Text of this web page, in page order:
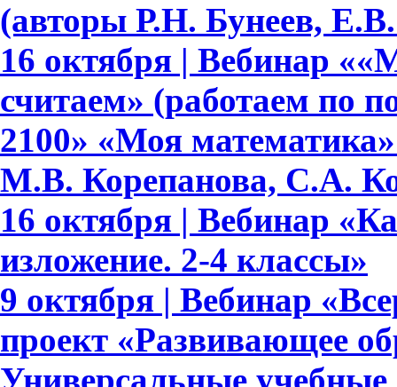
(авторы Р.Н. Бунеев,
16 октября | Вебинар
считаем» (работаем по
2100» «Моя
М.В. Корепанова, С.А.
16 октября | Вебинар
изложение. 2-4 классы»
9 октября | Вебинар
проект «Развивающее